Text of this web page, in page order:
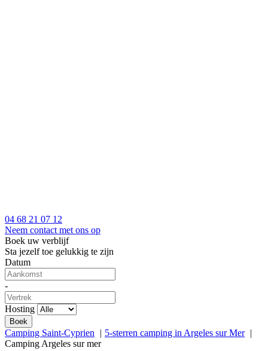
04 68 21 07 12
Neem contact met ons op
Boek uw verblijf
Sta jezelf toe gelukkig te zijn
Datum
-
Hosting
Camping Saint-Cyprien
5-sterren camping in Argeles sur Mer
Camping Argeles sur mer